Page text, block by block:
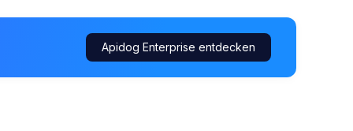
Apidog Enterprise entdecken